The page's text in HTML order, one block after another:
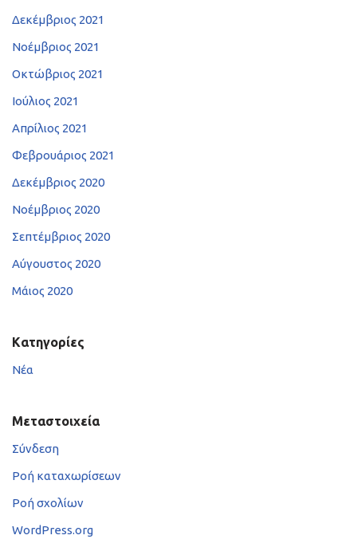
Δεκέμβριος 2021
Νοέμβριος 2021
Οκτώβριος 2021
Ιούλιος 2021
Απρίλιος 2021
Φεβρουάριος 2021
Δεκέμβριος 2020
Νοέμβριος 2020
Σεπτέμβριος 2020
Αύγουστος 2020
Μάιος 2020
Kατηγορίες
Νέα
Μεταστοιχεία
Σύνδεση
Ροή καταχωρίσεων
Ροή σχολίων
WordPress.org